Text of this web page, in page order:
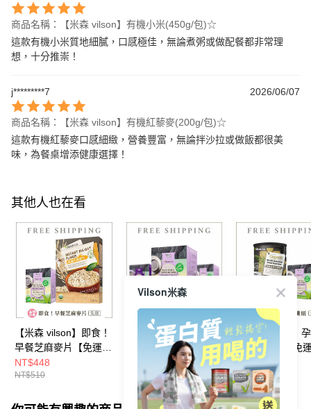
商品名稱：【米森 vilson】有機小米(450g/包)☆
這款有機小米質地細膩，口感極佳，無論煮粥或做配餐都非常理
想，十分推崇！
j*********7 2026/06/07
商品名稱：【米森 vilson】有機紅藜麥(200g/包)☆
這款有機紅藜麥口感細緻，營養豐富，無論拌沙拉或做飯都很美
味，為餐桌增添健康選擇！
其他人也在看
【米森 vilson】即食！
早餐芝麻麥片【免運】
◆
NT$448
NT$510
【米森 vilson】孕媽咪
補鈣三珍組【口味任
選-免運】◆
NT$975
【米森 vilson】
備麻鈣纖組【免
NT$573
NT$675
Vilson米森